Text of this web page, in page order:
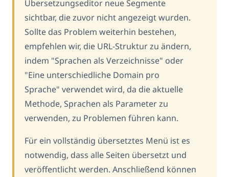
Übersetzungseditor neue Segmente
sichtbar, die zuvor nicht angezeigt wurden.
Sollte das Problem weiterhin bestehen,
empfehlen wir, die URL-Struktur zu ändern,
indem "Sprachen als Verzeichnisse" oder
"Eine unterschiedliche Domain pro
Sprache" verwendet wird, da die aktuelle
Methode, Sprachen als Parameter zu
verwenden, zu Problemen führen kann.
Für ein vollständig übersetztes Menü ist es
notwendig, dass alle Seiten übersetzt und
veröffentlicht werden. Anschließend können